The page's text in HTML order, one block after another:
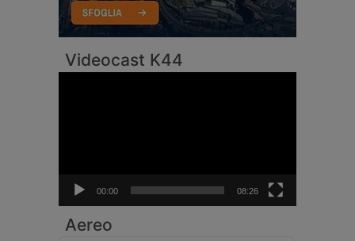
Videocast K44
00:00 08:26
Aereo